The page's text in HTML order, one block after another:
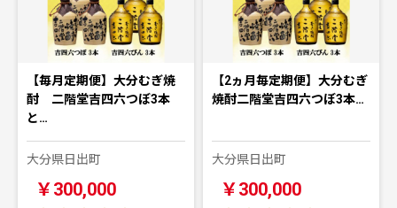
【毎月定期便】大分むぎ焼
酎 二階堂吉四六つぼ3本
と…
大分県日出町
￥300,000
【2ヵ月毎定期便】大分むぎ
焼酎二階堂吉四六つぼ3本…
大分県日出町
￥300,000